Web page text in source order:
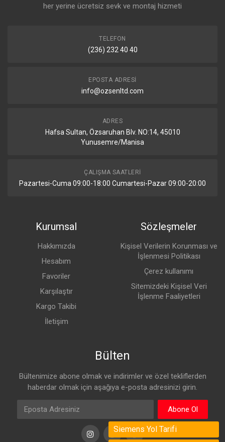
her yerine ücretsiz sevk ve montaj hizmeti
TELEFON
(236) 232 40 40
EPOSTA ADRESI
info@ozsenltd.com
ADRES
Hafsa Sultan, Özsaruhan Blv. NO:14, 45010
Yunusemre/Manisa
ÇALIŞMA SAATLERI
Pazartesi-Cuma 09:00-18:00 Cumartesi-Pazar 09:00-20:00
Kurumsal
Hakkımızda
Hesabım
Favoriler
Karşılaştır
Kargo Takibi
İletişim
Sözleşmeler
Kişisel Verilerin Korunması ve
İşlenmesi Politikası
Çerez kullanımı
Sitemizdeki Kişisel Veri
İşlenme Faaliyetleri
Bülten
Bültenimize abone olmak ve indirimler ve özel tekliflerden
haberdar olmak için aşağıya e-posta adresinizi girin.
Abone Ol
InstagramInstagramInstagram
Siemens Yol Tarifi